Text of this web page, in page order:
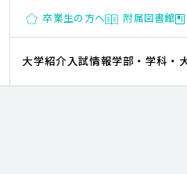
卒業生の方へ 附属図書館
大学紹介入試情報学部・学科・